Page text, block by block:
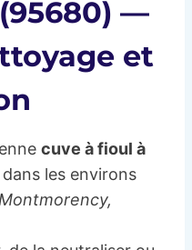
—
et
cuve à fioul à
dans les environs